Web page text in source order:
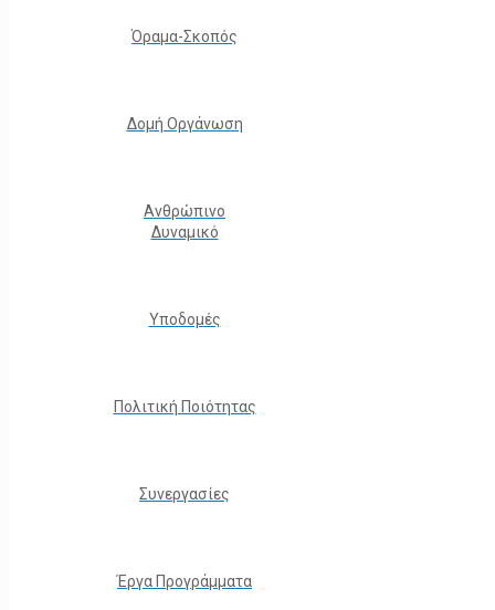
Όραμα-Σκοπός
Δομή Οργάνωση
Ανθρώπινο
Δυναμικό
Υποδομές
Πολιτική Ποιότητας
Συνεργασίες
Έργα Προγράμματα